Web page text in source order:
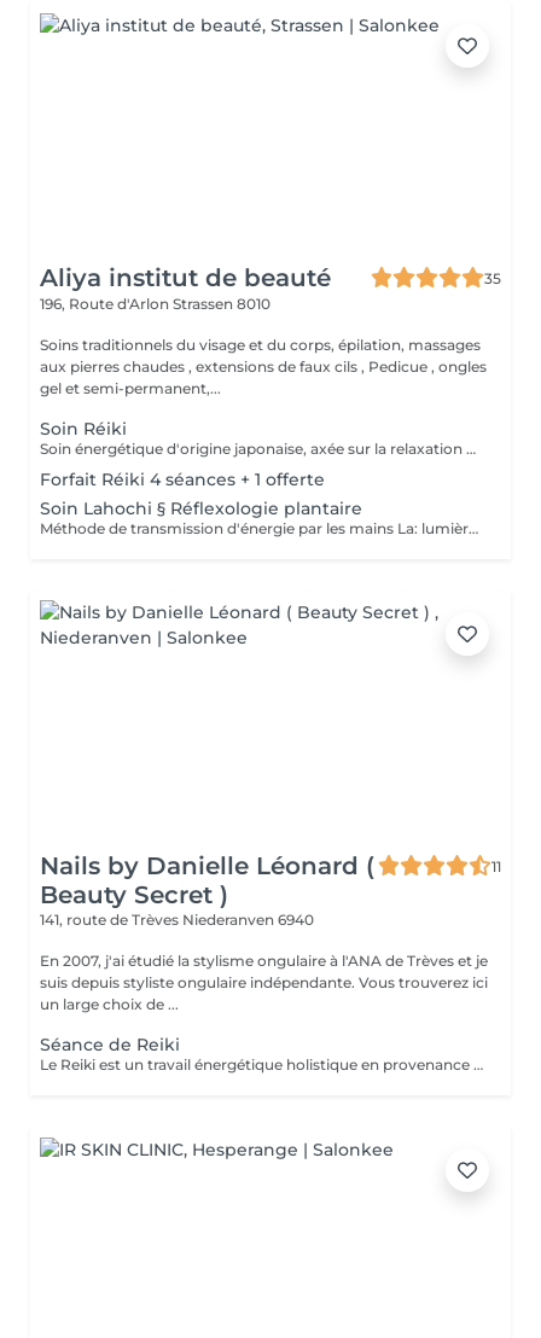
Aliya institut de beauté
35
196, Route d'Arlon Strassen 8010
Soins traditionnels du visage et du corps, épilation, massages
aux pierres chaudes , extensions de faux cils , Pedicue , ongles
gel et semi-permanent,...
Soin Réiki
Soin énergétique d'origine japonaise, axée sur la relaxation et l'harmonisation du corps et de l'esprit. REI: universel KI: énergie vital Le praticien pose doucement les mains sur les différentes zones , il n'y a pas de manipulation ou de pression. Effets: -Réduction du stress et de l'anxiété -Sensation de calme et de lâcher prise -Aide à apaiser le mental -favorise l'endormissement -Aide à relâcher les tensions émotionnelles le réiki est une pratique douce qui vise surtout : -la détente -l'équilibre émotionnel -le bien-être global A faire seul ou en cure de 4 séances
Forfait Réiki 4 séances + 1 offerte
Soin Lahochi § Réflexologie plantaire
Méthode de transmission d'énergie par les mains La: lumière, amour HO: mouvement de l'énergie CHI: energie vitale Effets: -Diminue le stress -Procure un calme profond et durable -Aide à harmoniser le corps et l'esprit - Energie retrouvée - Favorise le lâcher-prise -Harmonisation des Chakras Couplé à la réflexologie plantaire c'est un soin qui apporte une relaxation complète et durable alliant les bienfaits du soin énergétique et ceux de la réflexologie . A faire seul ou en cure de 4 séances "Détente absolue "
Nails by Danielle Léonard (
Beauty Secret )
11
141, route de Trèves Niederanven 6940
En 2007, j'ai étudié la stylisme ongulaire à l'ANA de Trèves et je
suis depuis styliste ongulaire indépendante. Vous trouverez ici
un large choix de ...
Séance de Reiki
Le Reiki est un travail énergétique holistique en provenance du Japon. Par l'imposition des mains, le flux d'énergie dans le corps est harmonisé et les capacités d'auto-guérison sont activées.